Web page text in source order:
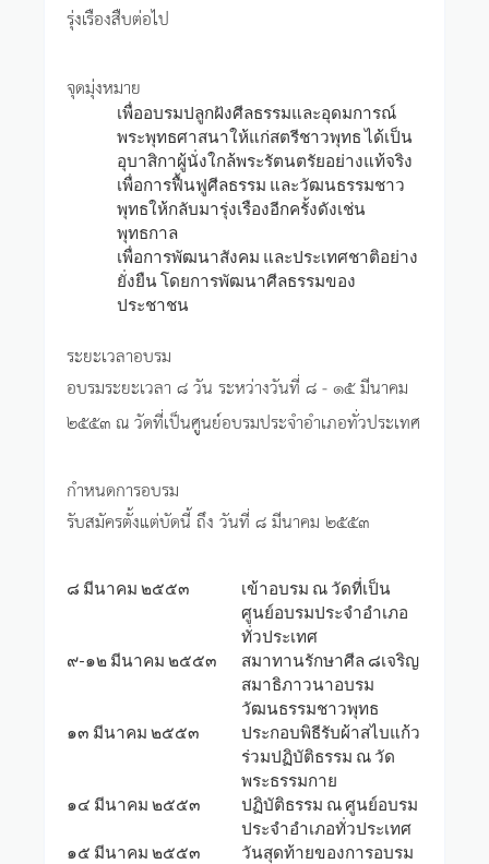
รุ่งเรืองสืบต่อไป
จุดมุ่งหมาย
เพื่ออบรมปลูกฝังศีลธรรมและอุดมการณ์
พระพุทธศาสนาให้แก่สตรีชาวพุทธ ได้เป็น
อุบาสิกาผู้นั่งใกล้พระรัตนตรัยอย่างแท้จริง
เพื่อการฟื้นฟูศีลธรรม และวัฒนธรรมชาว
พุทธให้กลับมารุ่งเรืองอีกครั้งดังเช่น
พุทธกาล
เพื่อการพัฒนาสังคม และประเทศชาติอย่าง
ยั่งยืน โดยการพัฒนาศีลธรรมของ
ประชาชน
ระยะเวลาอบรม
อบรมระยะเวลา ๘ วัน ระหว่างวันที่ ๘ - ๑๕ มีนาคม
๒๕๕๓ ณ วัดที่เป็นศูนย์อบรมประจำอำเภอทั่วประเทศ
กำหนดการอบรม
รับสมัครตั้งแต่บัดนี้ ถึง วันที่ ๘ มีนาคม ๒๕๕๓
๘ มีนาคม ๒๕๕๓
เข้าอบรม ณ วัดที่เป็น
ศูนย์อบรมประจำอำเภอ
ทั่วประเทศ
๙-๑๒ มีนาคม ๒๕๕๓
สมาทานรักษาศีล ๘เจริญ
สมาธิภาวนาอบรม
วัฒนธรรมชาวพุทธ
๑๓ มีนาคม ๒๕๕๓
ประกอบพิธีรับผ้าสไบแก้ว
ร่วมปฏิบัติธรรม ณ วัด
พระธรรมกาย
๑๔ มีนาคม ๒๕๕๓
ปฏิบัติธรรม ณ ศูนย์อบรม
ประจำอำเภอทั่วประเทศ
๑๕ มีนาคม ๒๕๕๓
วันสุดท้ายของการอบรม